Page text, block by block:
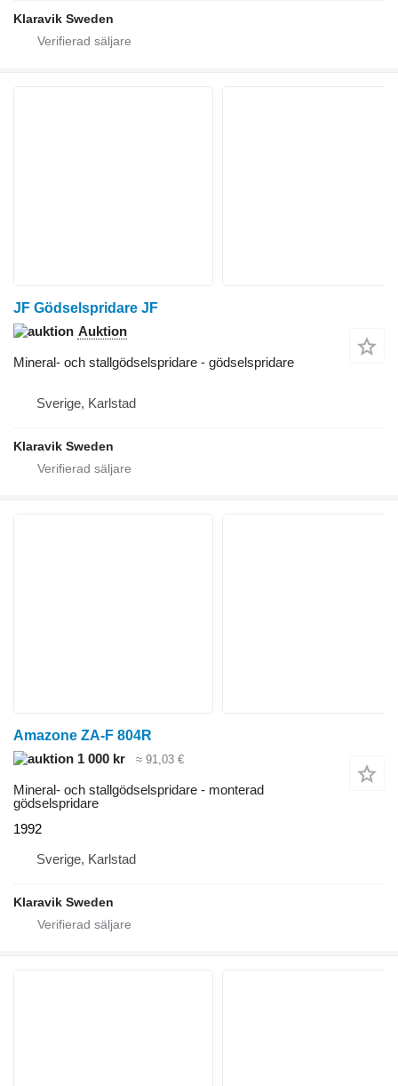
Klaravik Sweden
JF Gödselspridare JF
Auktion
Mineral- och stallgödselspridare - gödselspridare
Sverige, Karlstad
Klaravik Sweden
Amazone ZA-F 804R
1 000 kr
≈ 91,03 €
Mineral- och stallgödselspridare - monterad
gödselspridare
1992
Sverige, Karlstad
Klaravik Sweden